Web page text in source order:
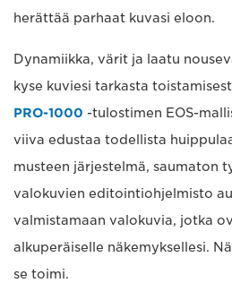
herättää parhaat kuvasi eloon.
Dynamiikka, värit ja laatu
kyse kuviesi tarkasta
PRO-1000 -tulostimen EOS-
viiva edustaa todellista
musteen järjestelmä, saumaton
valokuvien editointiohjelmisto
valmistamaan valokuvia, jotka
alkuperäiselle näkemyksellesi.
se toimi.